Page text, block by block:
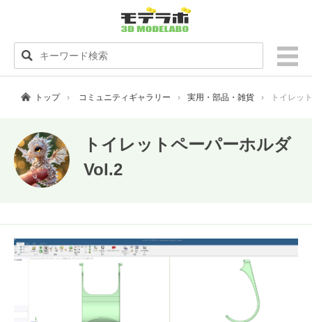
トップ コミュニティギャラリー 実用・部品・雑貨 トイレッ
トイレットペーパーホルダ
Vol.2